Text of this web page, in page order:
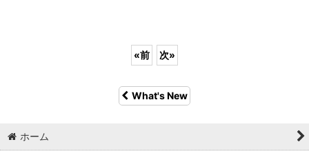
«前 次»
What's New
ホーム